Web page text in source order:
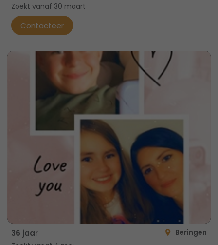
Zoekt vanaf 30 maart
Contacteer
36 jaar
Beringen